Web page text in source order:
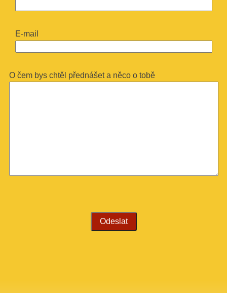
E-mail
O čem bys chtěl přednášet a něco o tobě